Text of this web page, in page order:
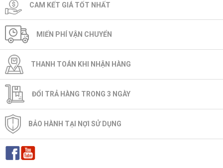
CAM KẾT GIÁ TỐT NHẤT
MIẾN PHÍ VẬN CHUYỂN
THANH TOÁN KHI NHẬN HÀNG
ĐỔI TRẢ HÀNG TRONG 3 NGÀY
BẢO HÀNH TẠI NỢI SỬ DỤNG